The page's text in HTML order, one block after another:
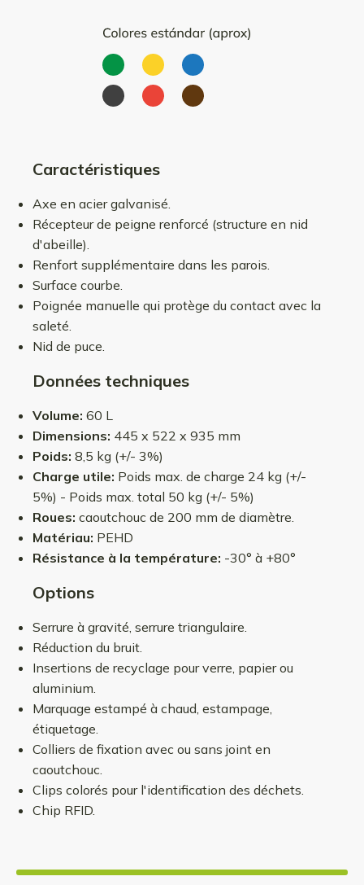
Caractéristiques
Axe en acier galvanisé.
Récepteur de peigne renforcé (structure en nid
d'abeille).
Renfort supplémentaire dans les parois.
Surface courbe.
Poignée manuelle qui protège du contact avec la
saleté.
Nid de puce.
Données techniques
Volume: 60 L
Dimensions: 445 x 522 x 935 mm
Poids: 8,5 kg (+/- 3%)
Charge utile: Poids max. de charge 24 kg (+/-
5%) - Poids max. total 50 kg (+/- 5%)
Roues: caoutchouc de 200 mm de diamètre.
Matériau: PEHD
Résistance à la température: -30° à +80°
Options
Serrure à gravité, serrure triangulaire.
Réduction du bruit.
Insertions de recyclage pour verre, papier ou
aluminium.
Marquage estampé à chaud, estampage,
étiquetage.
Colliers de fixation avec ou sans joint en
caoutchouc.
Clips colorés pour l'identification des déchets.
Chip RFID.